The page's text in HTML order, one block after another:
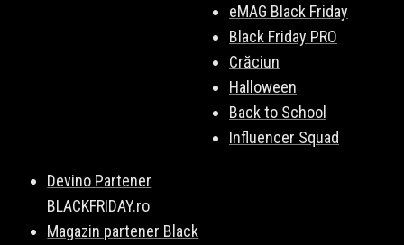
eMAG Black Friday
Black Friday PRO
Crăciun
Halloween
Back to School
Influencer Squad
Devino Partener
BLACKFRIDAY.ro
Magazin partener Black